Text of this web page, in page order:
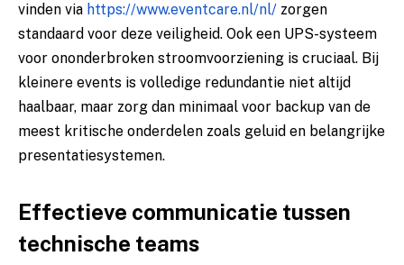
vinden via https://www.eventcare.nl/nl/ zorgen
standaard voor deze veiligheid. Ook een UPS-systeem
voor ononderbroken stroomvoorziening is cruciaal. Bij
kleinere events is volledige redundantie niet altijd
haalbaar, maar zorg dan minimaal voor backup van de
meest kritische onderdelen zoals geluid en belangrijke
presentatiesystemen.
Effectieve communicatie tussen
technische teams